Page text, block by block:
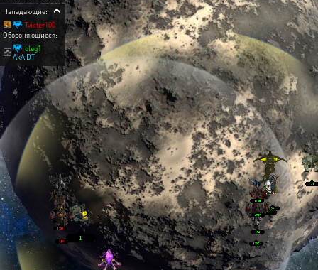
Нападающие:
Tvister100
Обороняющиеся:
oleg1
AkA DT